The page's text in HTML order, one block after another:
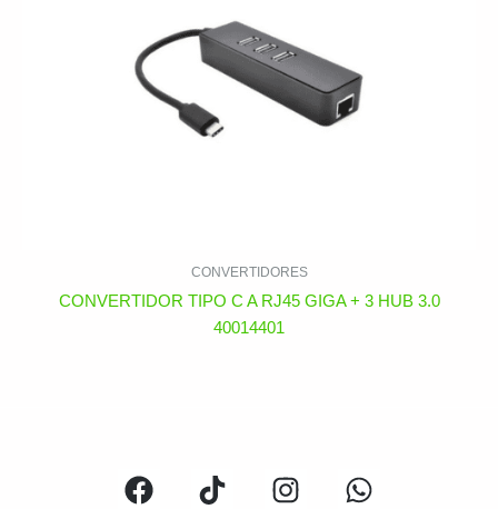
CONVERTIDORES
CONVERTIDOR TIPO C A RJ45 GIGA + 3 HUB 3.0
40014401